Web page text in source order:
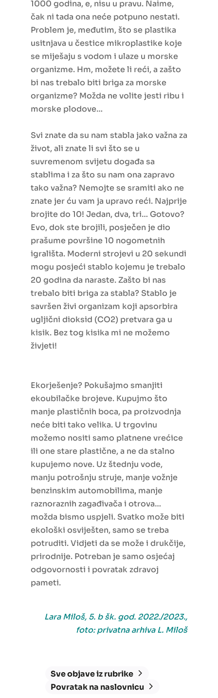
1000 godina, e, nisu u pravu. Naime,
čak ni tada ona neće potpuno nestati.
Problem je, međutim, što se plastika
usitnjava u čestice mikroplastike koje
se miješaju s vodom i ulaze u morske
organizme. Hm, možete li reći, a zašto
bi nas trebalo biti briga za morske
organizme? Možda ne volite jesti ribu i
morske plodove…
Svi znate da su nam stabla jako važna za
život, ali znate li svi što se u
suvremenom svijetu događa sa
stablima i za što su nam ona zapravo
tako važna? Nemojte se sramiti ako ne
znate jer ću vam ja upravo reći. Najprije
brojite do 10! Jedan, dva, tri… Gotovo?
Evo, dok ste brojili, posječen je dio
prašume površine 10 nogometnih
igrališta. Moderni strojevi u 20 sekundi
mogu posjeći stablo kojemu je trebalo
20 godina da naraste. Zašto bi nas
trebalo biti briga za stabla? Stablo je
savršen živi organizam koji apsorbira
ugljični dioksid (CO2) pretvara ga u
kisik. Bez tog kisika mi ne možemo
živjeti!
Ekorješenje? Pokušajmo smanjiti
ekoubilačke brojeve. Kupujmo što
manje plastičnih boca, pa proizvodnja
neće biti tako velika. U trgovinu
možemo nositi samo platnene vrećice
ili one stare plastične, a ne da stalno
kupujemo nove. Uz štednju vode,
manju potrošnju struje, manje vožnje
benzinskim automobilima, manje
raznoraznih zagađivača i otrova…
možda bismo uspjeli. Svatko može biti
ekološki osviješten, samo se treba
potruditi. Vidjeti da se može i drukčije,
prirodnije. Potreban je samo osjećaj
odgovornosti i povratak zdravoj
pameti.
Lara Miloš, 5. b šk. god. 2022./2023.,
foto: privatna arhiva L. Miloš
Sve objave iz rubrike
Povratak na naslovnicu